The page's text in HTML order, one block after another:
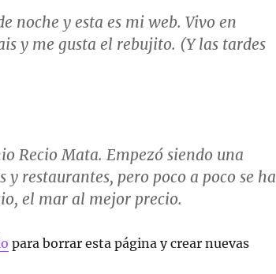
noche y esta es mi web. Vivo en
y me gusta el rebujito. (Y las tardes
Recio Mata. Empezó siendo una
restaurantes, pero poco a poco se ha
el mar al mejor precio.
para borrar esta página y crear nuevas